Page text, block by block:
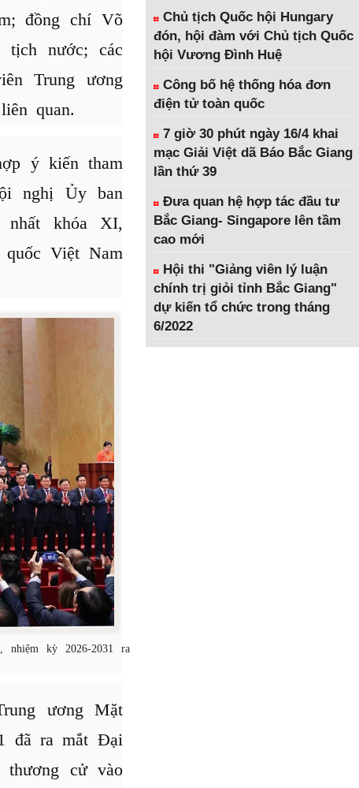
đồng chí Võ
nước; các
Trung ương
quan.
ý kiến tham
nghị Ủy ban
khóa XI,
Việt Nam
kỳ 2026-2031 ra
ương Mặt
đã ra mắt Đại
cử vào
Chủ tịch Quốc hội Hungary
đón, hội đàm với Chủ tịch Quốc
hội Vương Đình Huệ
Công bố hệ thống hóa đơn
điện tử toàn quốc
7 giờ 30 phút ngày 16/4 khai
mạc Giải Việt dã Báo Bắc Giang
lần thứ 39
Đưa quan hệ hợp tác đầu tư
Bắc Giang- Singapore lên tầm
cao mới
Hội thi "Giảng viên lý luận
chính trị giỏi tỉnh Bắc Giang"
dự kiến tổ chức trong tháng
6/2022